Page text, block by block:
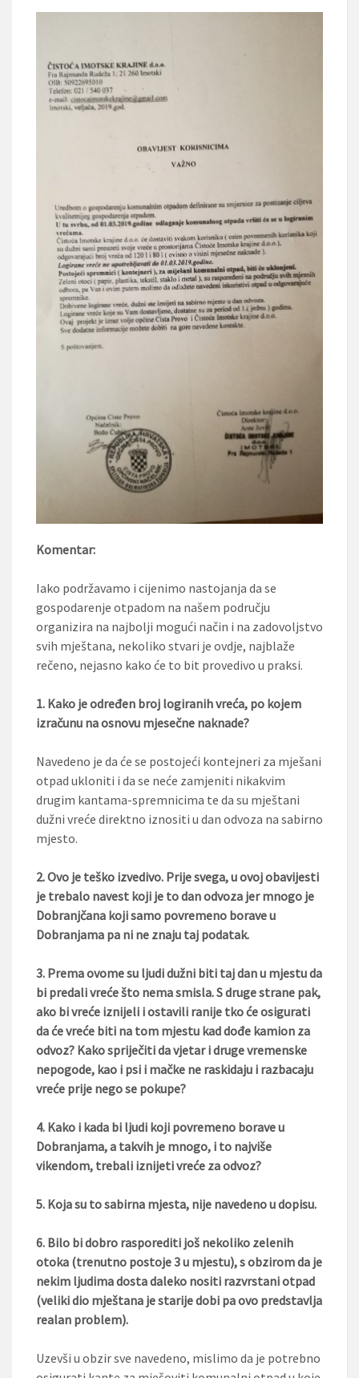
Komentar:
Iako podržavamo i cijenimo nastojanja da se
gospodarenje otpadom na našem području
organizira na najbolji mogući način i na zadovoljstvo
svih mještana, nekoliko stvari je ovdje, najblaže
rečeno, nejasno kako će to bit provedivo u praksi.
1. Kako je određen broj logiranih vreća, po kojem
izračunu na osnovu mjesečne naknade?
Navedeno je da će se postojeći kontejneri za mješani
otpad ukloniti i da se neće zamjeniti nikakvim
drugim kantama-spremnicima te da su mještani
dužni vreće direktno iznositi u dan odvoza na sabirno
mjesto.
2. Ovo je teško izvedivo. Prije svega, u ovoj obavijesti
je trebalo navest koji je to dan odvoza jer mnogo je
Dobranjčana koji samo povremeno borave u
Dobranjama pa ni ne znaju taj podatak.
3. Prema ovome su ljudi dužni biti taj dan u mjestu da
bi predali vreće što nema smisla. S druge strane pak,
ako bi vreće iznijeli i ostavili ranije tko će osigurati
da će vreće biti na tom mjestu kad dođe kamion za
odvoz? Kako spriječiti da vjetar i druge vremenske
nepogode, kao i psi i mačke ne raskidaju i razbacaju
vreće prije nego se pokupe?
4. Kako i kada bi ljudi koji povremeno borave u
Dobranjama, a takvih je mnogo, i to najviše
vikendom, trebali iznijeti vreće za odvoz?
5. Koja su to sabirna mjesta, nije navedeno u dopisu.
6. Bilo bi dobro rasporediti još nekoliko zelenih
otoka (trenutno postoje 3 u mjestu), s obzirom da je
nekim ljudima dosta daleko nositi razvrstani otpad
(veliki dio mještana je starije dobi pa ovo predstavlja
realan problem).
Uzevši u obzir sve navedeno, mislimo da je potrebno